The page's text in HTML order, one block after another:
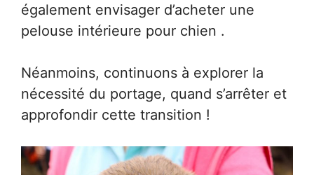
également envisager d’acheter une
pelouse intérieure pour chien .
Néanmoins, continuons à explorer la
nécessité du portage, quand s’arrêter et
approfondir cette transition !